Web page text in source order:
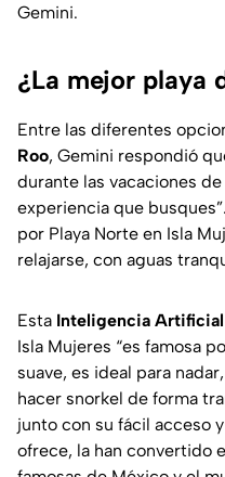
Gemini.
¿La mejor playa
Entre las diferentes
Roo, Gemini respondió
durante las vacaciones
experiencia que
por Playa Norte en Isla
relajarse, con aguas
Esta Inteligencia Artificial
Isla Mujeres “es famosa
suave, es ideal para
hacer snorkel de forma
junto con su fácil acceso
ofrece, la han convertido